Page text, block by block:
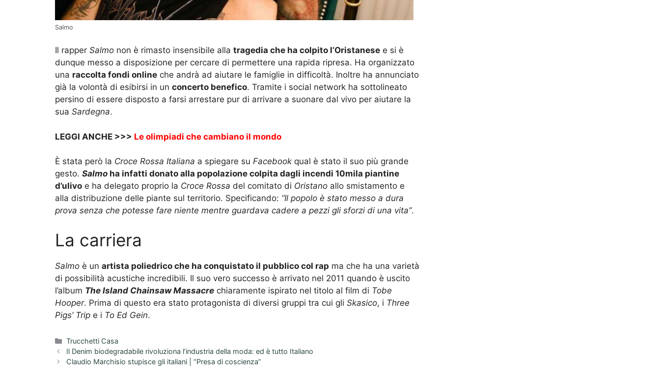
Salmo
Il rapper Salmo non è rimasto insensibile alla tragedia che ha colpito l’Oristanese e si è
dunque messo a disposizione per cercare di permettere una rapida ripresa. Ha organizzato
una raccolta fondi online che andrà ad aiutare le famiglie in difficoltà. Inoltre ha annunciato
già la volontà di esibirsi in un concerto benefico. Tramite i social network ha sottolineato
persino di essere disposto a farsi arrestare pur di arrivare a suonare dal vivo per aiutare la
sua Sardegna.
LEGGI ANCHE >>> Le olimpiadi che cambiano il mondo
È stata però la Croce Rossa Italiana a spiegare su Facebook qual è stato il suo più grande
gesto. Salmo ha infatti donato alla popolazione colpita dagli incendi 10mila piantine
d’ulivo e ha delegato proprio la Croce Rossa del comitato di Oristano allo smistamento e
alla distribuzione delle piante sul territorio. Specificando: “Il popolo è stato messo a dura
prova senza che potesse fare niente mentre guardava cadere a pezzi gli sforzi di una vita”.
La carriera
Salmo è un artista poliedrico che ha conquistato il pubblico col rap ma che ha una varietà
di possibilità acustiche incredibili. Il suo vero successo è arrivato nel 2011 quando è uscito
l’album The Island Chainsaw Massacre chiaramente ispirato nel titolo al film di Tobe
Hooper. Prima di questo era stato protagonista di diversi gruppi tra cui gli Skasico, i Three
Pigs’ Trip e i To Ed Gein.
Categorie
Trucchetti Casa
Il Denim biodegradabile rivoluziona l’industria della moda: ed ѐ tutto Italiano
Claudio Marchisio stupisce gli italiani | “Presa di coscienza”